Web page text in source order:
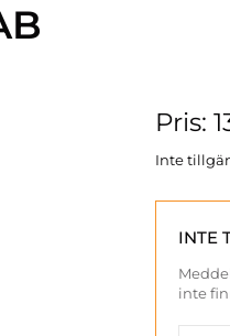
Pris:
Inte
INTE
inte